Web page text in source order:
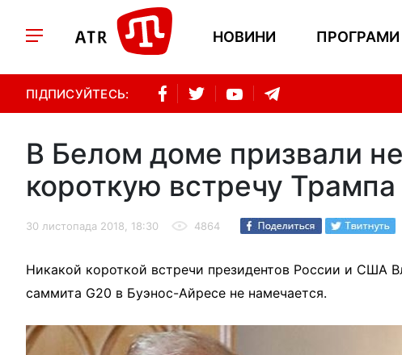
НОВИНИ ПРОГРАМИ
ПІДПИСУЙТЕСЬ:
В Белом доме призвали
короткую встречу
30 листопада 2018, 18:30 4864
Никакой короткой встречи президентов России и США
саммита G20 в Буэнос-Айресе не намечается.